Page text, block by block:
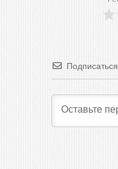
Подписаться